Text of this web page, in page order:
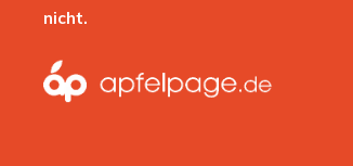
nicht.